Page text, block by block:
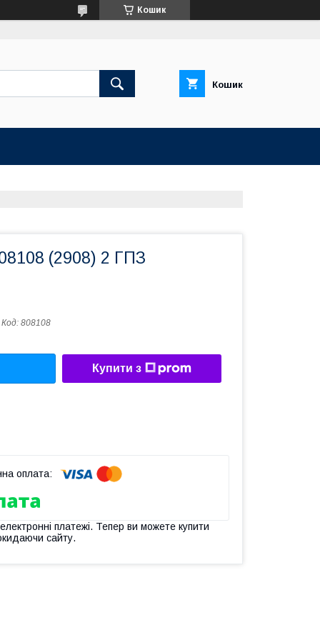
Кошик
Кошик
(2908) 2 ГПЗ
Код: 808108
Купити з
платежі. Тепер ви можете купити
сайту.